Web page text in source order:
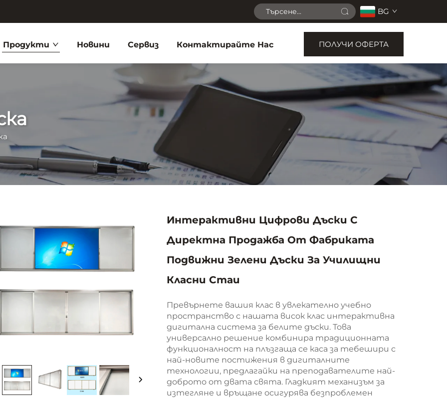
BG
Продукти Новини Сервиз Контактирайте Нас ПОЛУЧИ ОФЕРТА
Интерактивни Цифрови Дъски С
Директна Продажба От Фабриката
Подвижни Зелени Дъски За Училищни
Класни Стаи
Превърнете вашия клас в увлекателно учебно
пространство с нашата висок клас интерактивна
дигитална система за белите дъски. Това
универсално решение комбинира традиционната
функционалност на плъзгаща се каса за тебешири с
най-новите постижения в дигиталните
технологии, предлагайки на преподавателите най-
доброто от двата свята. Гладкият механизъм за
изтегляне и връщане осигурява безпроблемен